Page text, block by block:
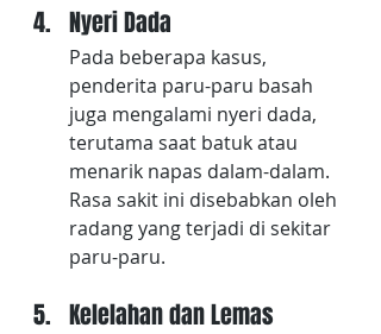
Nyeri Dada
Pada beberapa kasus,
penderita paru-paru basah
juga mengalami nyeri dada,
terutama saat batuk atau
menarik napas dalam-dalam.
Rasa sakit ini disebabkan oleh
radang yang terjadi di sekitar
paru-paru.
Kelelahan dan Lemas